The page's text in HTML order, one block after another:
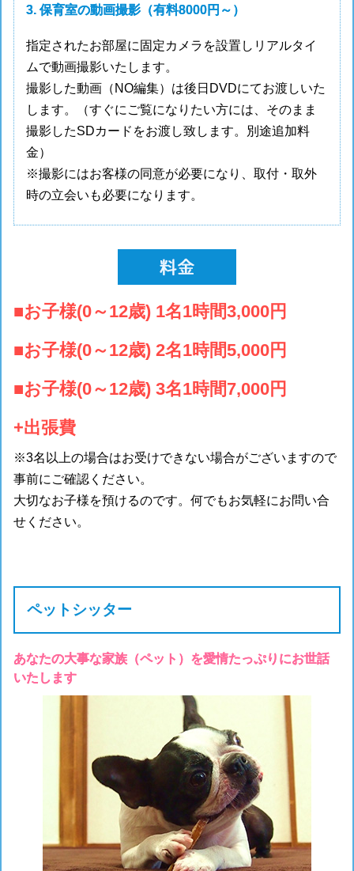
3. 保育室の動画撮影（有料8000円～）
指定されたお部屋に固定カメラを設置しリアルタイ
ムで動画撮影いたします。
撮影した動画（NO編集）は後日DVDにてお渡しいた
します。（すぐにご覧になりたい方には、そのまま
撮影したSDカードをお渡し致します。別途追加料
金）
※撮影にはお客様の同意が必要になり、取付・取外
時の立会いも必要になります。
■お子様(0～12歳) 1名1時間3,000円
■お子様(0～12歳) 2名1時間5,000円
■お子様(0～12歳) 3名1時間7,000円
+出張費
※3名以上の場合はお受けできない場合がございますので
事前にご確認ください。
大切なお子様を預けるのです。何でもお気軽にお問い合
せください。
ペットシッター
あなたの大事な家族（ペット）を愛情たっぷりにお世話
いたします